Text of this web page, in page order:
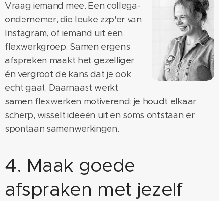
Vraag iemand mee. Een collega-
ondernemer, die leuke zzp'er van
Instagram, of iemand uit een
flexwerkgroep. Samen ergens
afspreken maakt het gezelliger
én vergroot de kans dat je ook
echt gaat. Daarnaast werkt
samen flexwerken motiverend: je houdt elkaar
scherp, wisselt ideeën uit en soms ontstaan er
spontaan samenwerkingen.
4. Maak goede
afspraken met jezelf